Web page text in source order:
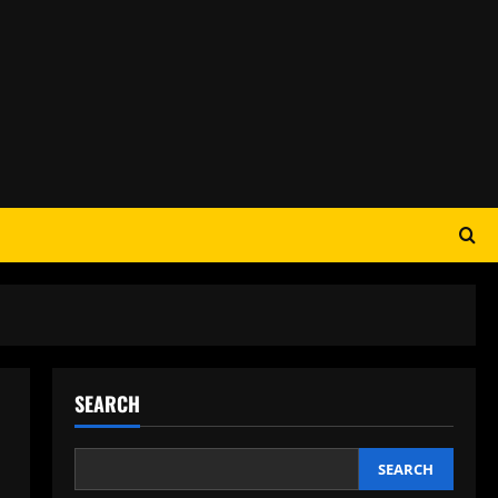
SEARCH
SEARCH